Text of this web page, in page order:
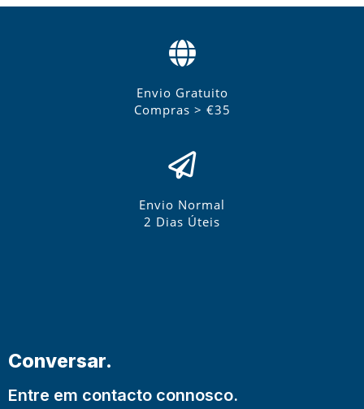
Envio Gratuito
Compras > €35
Envio Normal
2 Dias Úteis
Conversar.
Entre em contacto connosco.